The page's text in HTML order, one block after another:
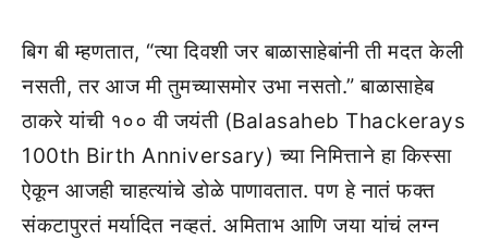
बिग बी म्हणतात, “त्या दिवशी जर बाळासाहेबांनी ती मदत केली
नसती, तर आज मी तुमच्यासमोर उभा नसतो.” बाळासाहेब
ठाकरे यांची १०० वी जयंती (Balasaheb Thackerays
100th Birth Anniversary) च्या निमित्ताने हा किस्सा
ऐकून आजही चाहत्यांचे डोळे पाणावतात. पण हे नातं फक्त
संकटापुरतं मर्यादित नव्हतं. अमिताभ आणि जया यांचं लग्न